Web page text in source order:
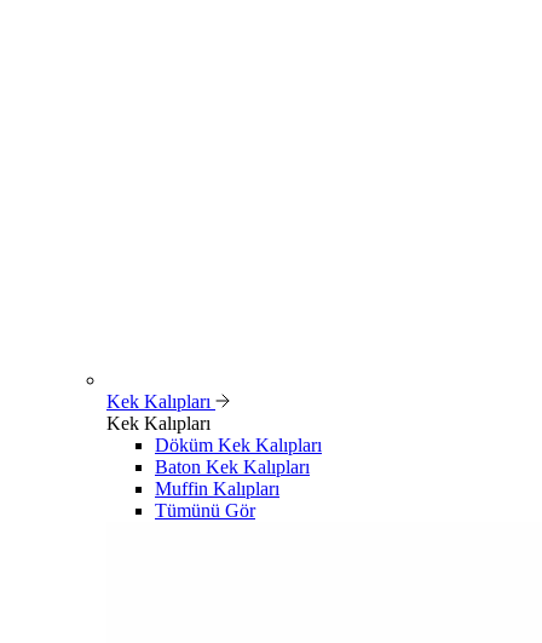
Kek Kalıpları
Kek Kalıpları
Döküm Kek Kalıpları
Baton Kek Kalıpları
Muffin Kalıpları
Tümünü Gör